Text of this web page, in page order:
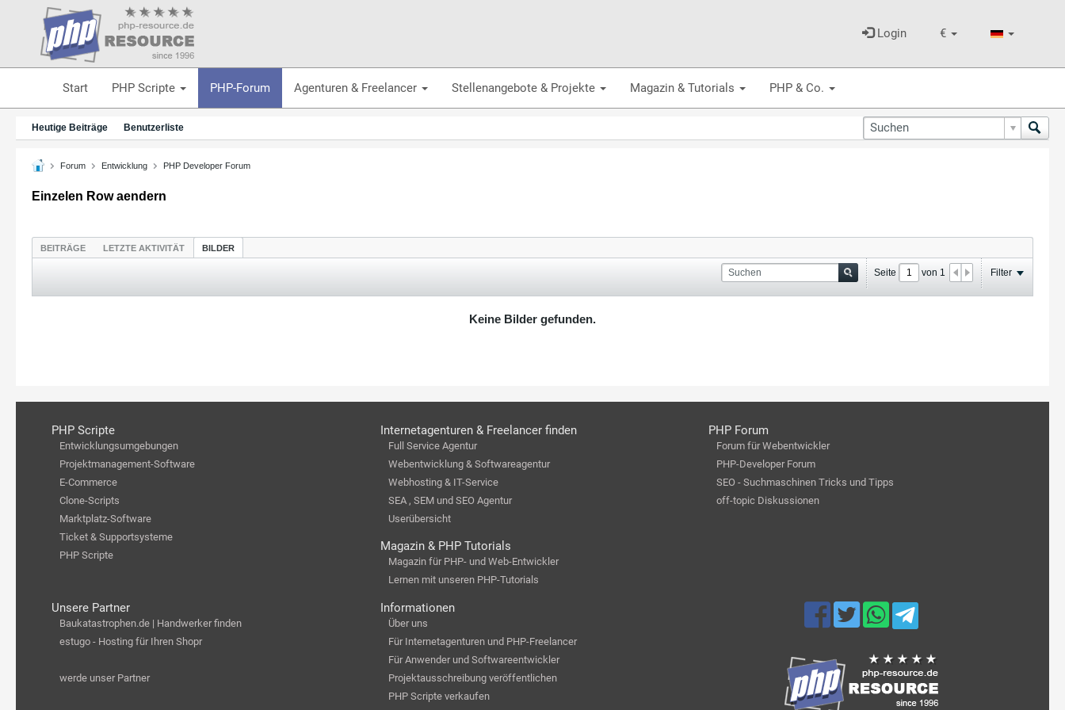
€
Login
Start PHP Scripte PHP-Forum Agenturen & Freelancer Stellenangebote & Projekte Magazin & Tutorials PHP & Co.
Heutige Beiträge Benutzerliste
Forum Entwicklung PHP Developer Forum
Einzelen Row aendern
BEITRÄGE LETZTE AKTIVITÄT BILDER
Seite von 1 Filter
Keine Bilder gefunden.
PHP Scripte
Entwicklungsumgebungen
Projektmanagement-Software
E-Commerce
Clone-Scripts
Marktplatz-Software
Ticket & Supportsysteme
PHP Scripte
Internetagenturen & Freelancer finden
Full Service Agentur
Webentwicklung & Softwareagentur
Webhosting & IT-Service
SEA , SEM und SEO Agentur
Userübersicht
Magazin & PHP Tutorials
Magazin für PHP- und Web-Entwickler
Lernen mit unseren PHP-Tutorials
PHP Forum
Forum für Webentwickler
PHP-Developer Forum
SEO - Suchmaschinen Tricks und Tipps
off-topic Diskussionen
Unsere Partner
Baukatastrophen.de | Handwerker finden
estugo - Hosting für Ihren Shopr
werde unser Partner
Informationen
Über uns
Für Internetagenturen und PHP-Freelancer
Für Anwender und Softwareentwickler
Projektausschreibung veröffentlichen
PHP Scripte verkaufen